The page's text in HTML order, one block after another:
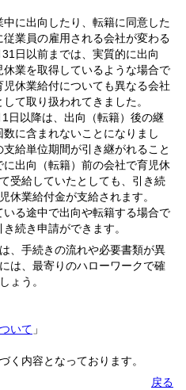
に出向したり、転籍に同意した
業員の雇用される会社が変わる
日以前までは、実質的に出向
休業を取得しているような場合で
休業給付についても異なる会社
て取り扱われてきました。
日以降は、出向（転籍）後の継
に含まれないことになりまし
給単位期間が引き継がれること
出向（転籍）前の会社で育児休
受給していたとしても、引き続
休業給付金が支給されます。
る途中で出向や転籍する場合で
続き申請ができます。
、手続きの流れや必要書類が異
は、最寄りのハローワークで確
ょう。
いて 」
く内容となっております。
戻る